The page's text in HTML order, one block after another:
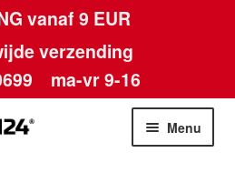
vanaf 9 EUR
verzending
ma-vr 9-16
Menu